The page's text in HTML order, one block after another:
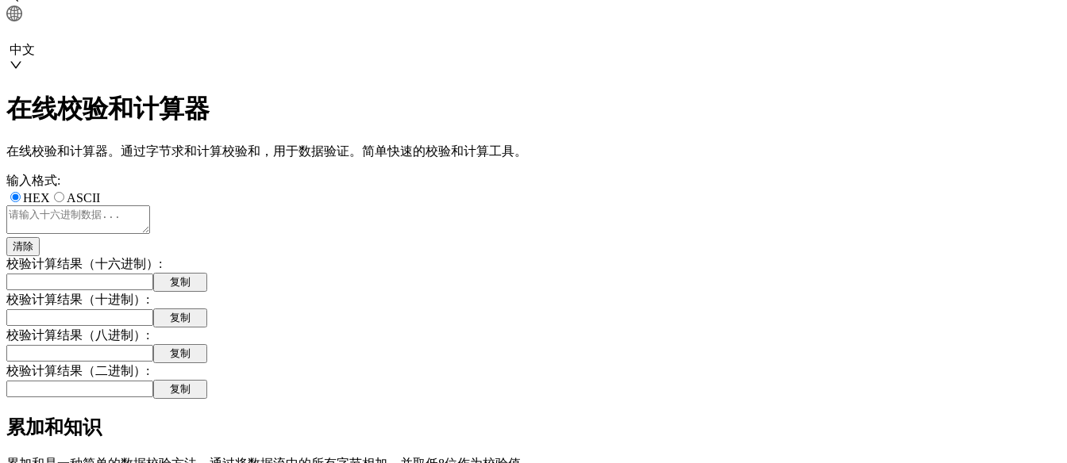
中文
在线校验和计算器
在线校验和计算器。通过字节求和计算校验和，用于数据验证。简单快速的校验和计算工具。
输入格式:
HEX
ASCII
清除
校验计算结果（十六进制） :
复制
校验计算结果（十进制） :
复制
校验计算结果（八进制） :
复制
校验计算结果（二进制） :
复制
累加和知识